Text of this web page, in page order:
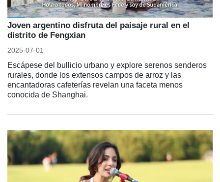
Joven argentino disfruta del paisaje rural en el
distrito de Fengxian
2025-07-01
Escápese del bullicio urbano y explore serenos senderos
rurales, donde los extensos campos de arroz y las
encantadoras cafeterías revelan una faceta menos
conocida de Shanghai.